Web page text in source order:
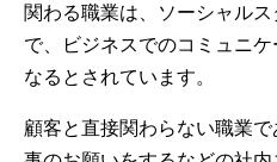
関わる職業は、ソーシャル
で、ビジネスでのコミュニ
なるとされています。
顧客と直接関わらない職業